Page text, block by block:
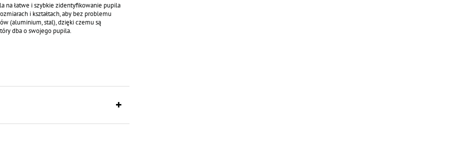
na łatwe i szybkie zidentyfikowanie pupila
i kształtach, aby bez problemu
(aluminium, stal), dzięki czemu są
dba o swojego pupila.